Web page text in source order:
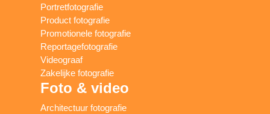
Portretfotografie
Product fotografie
Promotionele fotografie
Reportagefotografie
Videograaf
Zakelijke fotografie
Foto & video
Architectuur fotografie